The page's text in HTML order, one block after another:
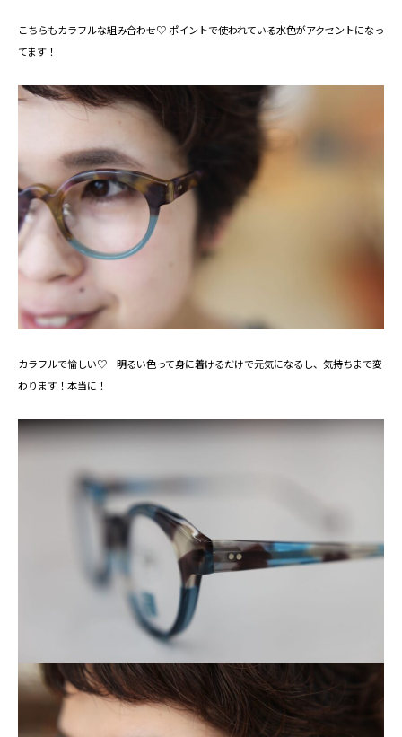
こちらもカラフルな組み合わせ♡ ポイントで使われている水色がアクセントになっ
てます！
カラフルで愉しい♡ 明るい色って身に着けるだけで元気になるし、気持ちまで変
わります！本当に！